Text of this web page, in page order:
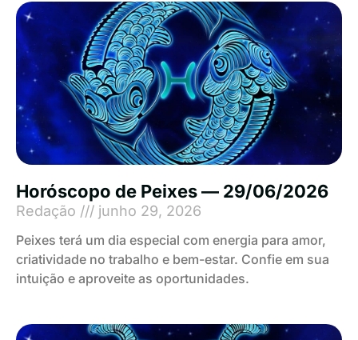
Horóscopo de Peixes — 29/06/2026
Redação junho 29, 2026
Peixes terá um dia especial com energia para amor,
criatividade no trabalho e bem-estar. Confie em sua
intuição e aproveite as oportunidades.